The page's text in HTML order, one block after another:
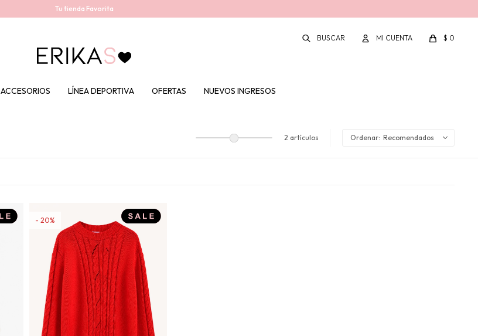
Tu tienda Favorita
ACCESORIOS LÍNEA DEPORTIVA OFERTAS NUEVOS INGRESOS
$ 0
2 artículos Recomendados
20